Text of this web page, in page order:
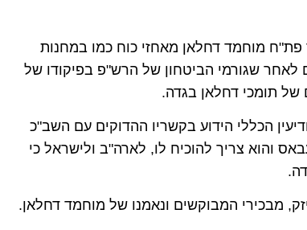
מוחמד דחלאן מאחזי כוח כמו במחנות
לאחר שגורמי הביטחון של הרש"פ בפיקודו של
של תומכי דחלאן בגדה.
הכללי הידוע בקשריו ההדוקים עם השב"כ
והוא צריך להוכיח לו, לארה"ב ולישראל כי
מבכירי המבוקשים ונאמנו של מוחמד דחלאן.